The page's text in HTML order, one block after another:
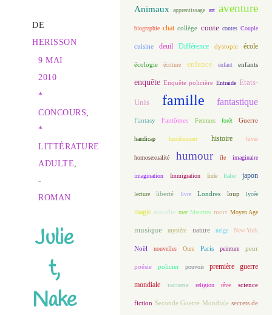
DE
HERISSON
9 MAI
2010
*
CONCOURS
*
LITTÉRATURE
ADULTE
-
ROMAN
Julie
t,
Nake
Animaux apprentissage art aventure
biographie chat collège conte contes Couple
cuisine deuil Différence dystopie école
écologie écriture enfance enfant enfants
enquête Enquête policière Entraide Etats-
Unis famille fantastique
Fantasy Fantômes Femmes forêt Guerre
handicap harcèlement histoire hiver
homosexualité humour île imaginaire
imagination Immigration Inde Italie japon
lecture liberté livre Londres loup lycée
magie maladie mer Meurtres mort Moyen Age
musique mystère nature neige New-York
Noël nouvelles Ours Paris peinture peur
poésie policier pouvoir première guerre
mondiale racisme religion rêve science
fiction Seconde Guerre Mondiale secrets de